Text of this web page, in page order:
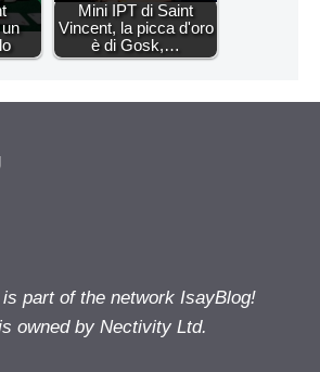
Mini IPT di Saint
Vincent, la picca d'oro
è di Gosk,…
part of the network IsayBlog!
owned by Nectivity Ltd.